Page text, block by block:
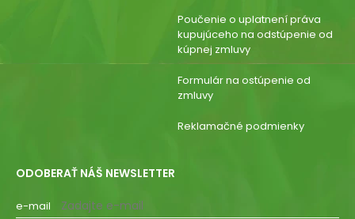
Poučenie o uplatnení práva
kupujúceho na odstúpenie od
kúpnej zmluvy
Formulár na ostúpenie od
zmluvy
Reklamačné podmienky
ODOBERAŤ NÁŠ NEWSLETTER
e-mail